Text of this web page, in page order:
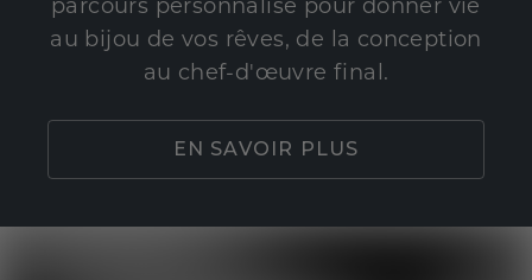
parcours personnalisé pour donner vie
au bijou de vos rêves, de la conception
au chef-d'œuvre final.
EN SAVOIR PLUS